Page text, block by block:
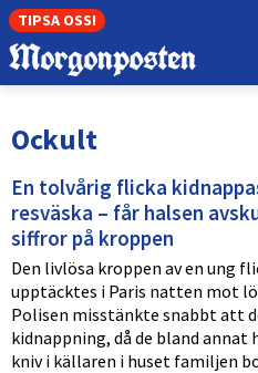
TIPSA OSS!
Ockult
En tolvårig flicka
resväska – får halsen
siffror på kroppen
Den livlösa kroppen av en ung
upptäcktes i Paris natten mot
Polisen misstänkte snabbt att
kidnappning, då de bland
kniv i källaren i huset familjen